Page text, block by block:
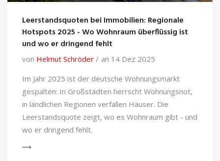
Leerstandsquoten bei Immobilien: Regionale
Hotspots 2025 - Wo Wohnraum überflüssig ist
und wo er dringend fehlt
von Helmut Schröder
an 14 Dez 2025
Im Jahr 2025 ist der deutsche Wohnungsmarkt
gespalten: In Großstädten herrscht Wohnungsnot,
in ländlichen Regionen verfallen Häuser. Die
Leerstandsquote zeigt, wo es Wohnraum gibt - und
wo er dringend fehlt.